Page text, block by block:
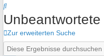
Suche
Unbeantwortete
Zur erweiterten Suche